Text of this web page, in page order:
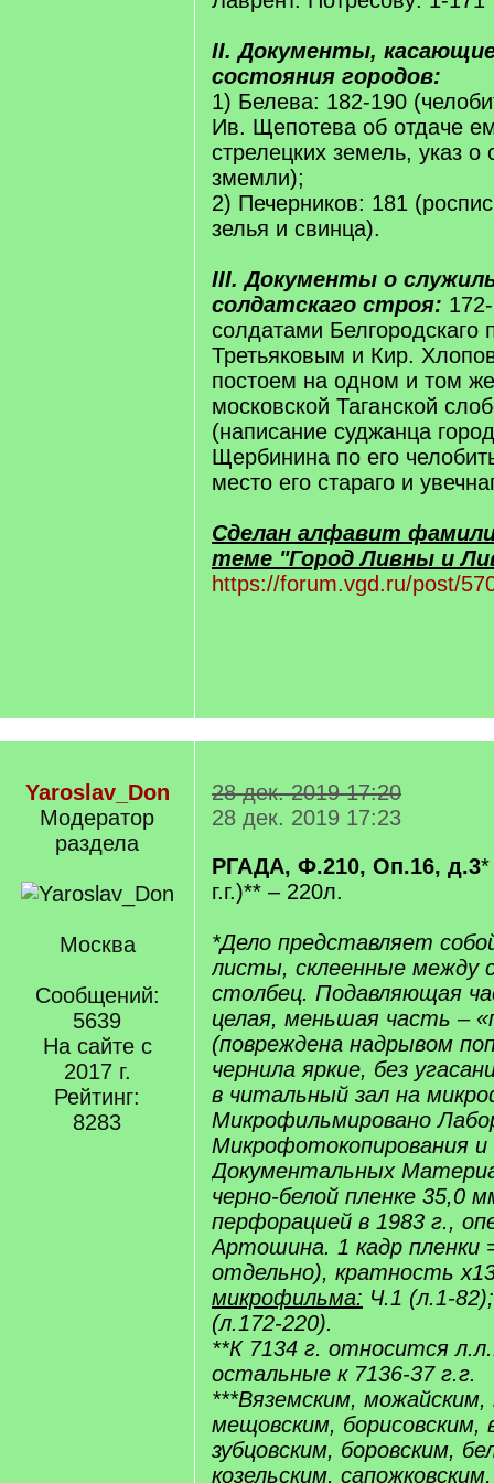
II. Документы,
состояния городов:
1) Белева: 182-190
Ив. Щепотева об отдаче
стрелецких земель, указ о
змемли);
2) Печерников: 181
зелья и свинца).
III. Документы о
солдатскаго строя:
солдатами Белгородскаго
Третьяковым и Кир.
постоем на одном и том
московской Таганской
(написание суджанца
Щербинина по его
место его стараго и
Сделан алфавит
теме "Город Ливны и
https://forum.vgd.ru/post/
Yaroslav_Don
Модератор
раздела
Москва
Сообщений:
5639
На сайте с
2017 г.
Рейтинг:
8283
28 дек. 2019 17:20
28 дек. 2019 17:23
РГАДА, Ф.210, Оп.16, д.3*
г.г.)** – 220л.
*Дело представляет
листы, склеенные между
столбец. Подавляющая
целая, меньшая часть –
(повреждена надрывом
чернила яркие, без
в читальный зал на
Микрофильмировано
Микрофотокопирования
Документальных
черно-белой пленке 35,0
перфорацией в 1983 г.,
Артошина. 1 кадр
отдельно), кратность
микрофильма: Ч.1 (л.1-
(л.172-220).
**К 7134 г. относится
остальные к 7136-37 г.г.
***Вяземским, можайским,
мещовским, борисовским,
зубцовским, боровским,
козельским,